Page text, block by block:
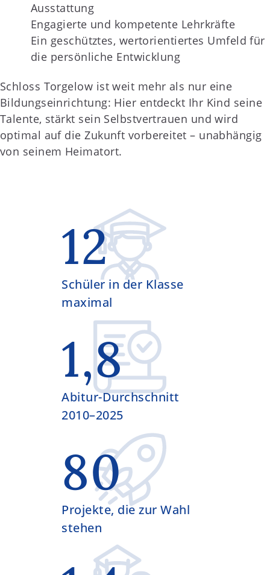
Ausstattung
Engagierte und kompetente Lehrkräfte
Ein geschütztes, wertorientiertes Umfeld für
die persönliche Entwicklung
Schloss Torgelow ist weit mehr als nur eine
Bildungseinrichtung: Hier entdeckt Ihr Kind seine
Talente, stärkt sein Selbstvertrauen und wird
optimal auf die Zukunft vorbereitet – unabhängig
von seinem Heimatort.
12
Schüler in der Klasse
maximal
1,8
Abitur-Durchschnitt
2010–2025
80
Projekte, die zur Wahl
stehen